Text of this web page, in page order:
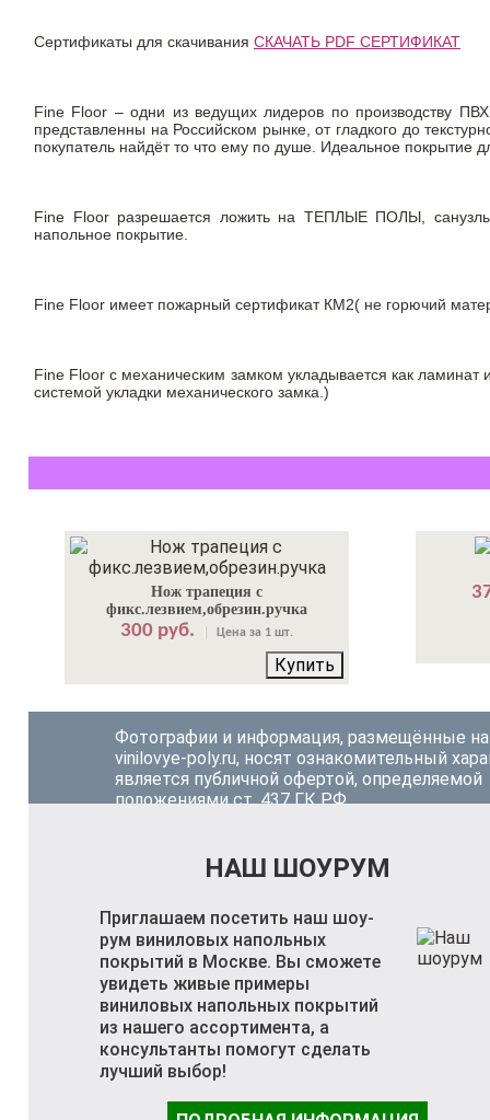
Сертификаты для скачивания СКАЧАТЬ PDF СЕРТИФИКАТ
Fine Floor – одни из ведущих лидеров по производству
представленны на Российском рынке, от гладкого до
покупатель найдёт то что ему по душе. Идеальное
Fine Floor разрешается ложить на ТЕПЛЫЕ ПОЛЫ,
напольное покрытие.
Fine Floor имеет пожарный сертификат КМ2( не горючий
Fine Floor с механическим замком укладывается как
системой укладки механического замка.)
Нож трапеция с
фикс.лезвием,обрезин.ручка
300 руб. Цена за 1 шт.
Купить
Фотографии и информация, размещённые на
vinilovye-poly.ru, носят ознакомительный
является публичной офертой, определяемой
положениями ст. 437 ГК РФ.
НАШ ШОУРУМ
Приглашаем посетить наш шоу-
рум виниловых напольных
покрытий в Москве. Вы сможете
увидеть живые примеры
виниловых напольных покрытий
из нашего ассортимента, а
консультанты помогут сделать
лучший выбор!